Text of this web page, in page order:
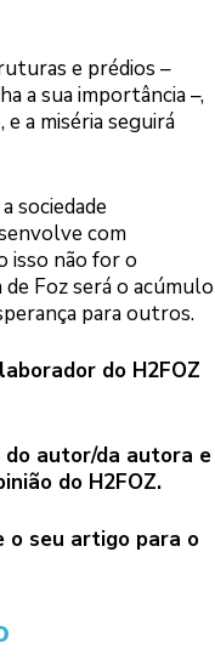
e prédios –
a sua importância –,
a miséria seguirá
sociedade
com
isso não for o
Foz será o acúmulo
para outros.
do H2FOZ
autor/da autora e
do H2FOZ.
o seu artigo para o